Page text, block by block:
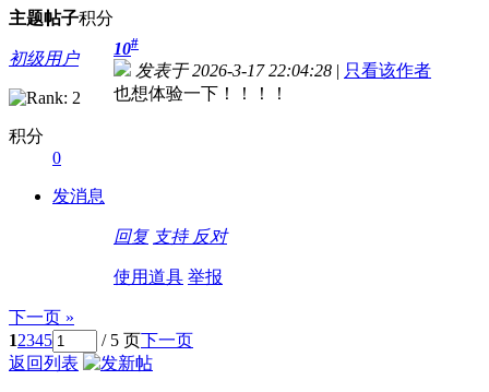
主题帖子积分
初级用户
积分
0
发消息
10#
发表于 2026-3-17 22:04:28 | 只看该作者
也想体验一下！！！！
回复 支持 反对
使用道具 举报
下一页 »
12345 / 5 页下一页
返回列表